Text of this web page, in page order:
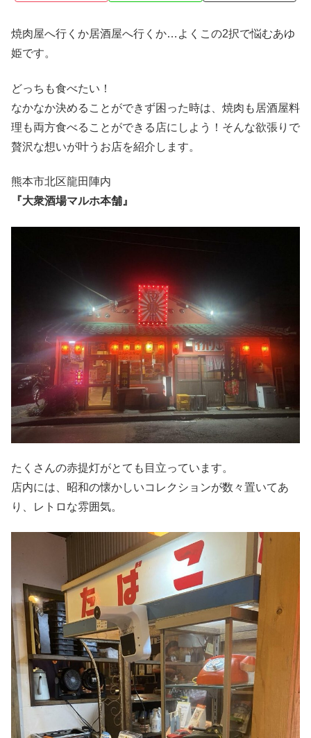
焼肉屋へ行くか居酒屋へ行くか…よくこの2択で悩むあゆ
姫です。
どっちも食べたい！
なかなか決めることができず困った時は、焼肉も居酒屋料
理も両方食べることができる店にしよう！そんな欲張りで
贅沢な想いが叶うお店を紹介します。
熊本市北区龍田陣内
『大衆酒場マルホ本舗』
たくさんの赤提灯がとても目立っています。
店内には、昭和の懐かしいコレクションが数々置いてあ
り、レトロな雰囲気。